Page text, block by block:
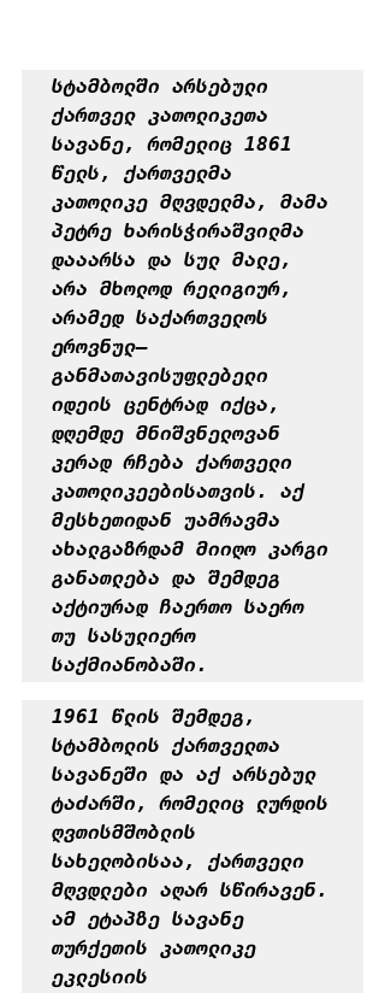
სტამბოლში არსებული
ქართველ კათოლიკეთა
სავანე, რომელიც 1861
წელს, ქართველმა
კათოლიკე მღვდელმა, მამა
პეტრე ხარისჭირაშვილმა
დააარსა და სულ მალე,
არა მხოლოდ რელიგიურ,
არამედ საქართველოს
ეროვნულ–
განმათავისუფლებელი
იდეის ცენტრად იქცა,
დღემდე მნიშვნელოვან
კერად რჩება ქართველი
კათოლიკეებისათვის. აქ
მესხეთიდან უამრავმა
ახალგაზრდამ მიიღო კარგი
განათლება და შემდეგ
აქტიურად ჩაერთო საერო
თუ სასულიერო
საქმიანობაში.
1961 წლის შემდეგ,
სტამბოლის ქართველთა
სავანეში და აქ არსებულ
ტაძარში, რომელიც ლურდის
ღვთისმშობლის
სახელობისაა, ქართველი
მღვდლები აღარ სწირავენ.
ამ ეტაპზე სავანე
თურქეთის კათოლიკე
ეკლესიის